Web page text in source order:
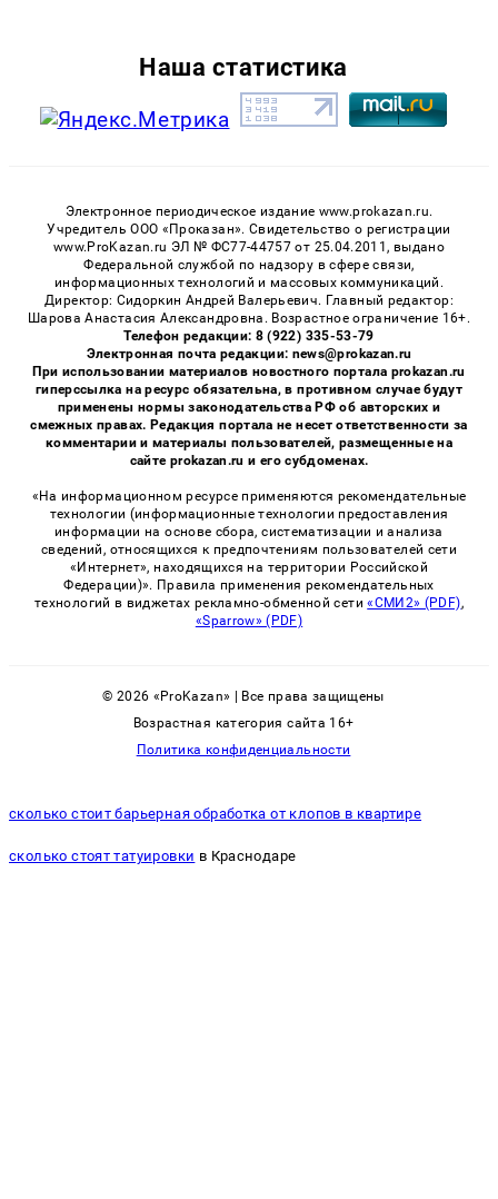
Наша статистика
Электронное периодическое издание www.prokazan.ru.
Учредитель ООО «Проказан». Cвидетельство о регистрации
www.ProKazan.ru ЭЛ № ФС77-44757 от 25.04.2011, выдано
Федеральной службой по надзору в сфере связи,
информационных технологий и массовых коммуникаций.
Директор: Сидоркин Андрей Валерьевич. Главный редактор:
Шарова Анастасия Александровна. Возрастное ограничение 16+.
Телефон редакции: 8 (922) 335-53-79
Электронная почта редакции: news@prokazan.ru
При использовании материалов новостного портала prokazan.ru
гиперссылка на ресурс обязательна, в противном случае будут
применены нормы законодательства РФ об авторских и
смежных правах. Редакция портала не несет ответственности за
комментарии и материалы пользователей, размещенные на
сайте prokazan.ru и его субдоменах.
«На информационном ресурсе применяются рекомендательные
технологии (информационные технологии предоставления
информации на основе сбора, систематизации и анализа
сведений, относящихся к предпочтениям пользователей сети
«Интернет», находящихся на территории Российской
Федерации)». Правила применения рекомендательных
технологий в виджетах рекламно-обменной сети«СМИ2» (PDF),
«Sparrow» (PDF)
© 2026 «ProKazan» | Все права защищены
Возрастная категория сайта 16+
Политика конфиденциальности
сколько стоит барьерная обработка от клопов в квартире
сколько стоят татуировки в Краснодаре